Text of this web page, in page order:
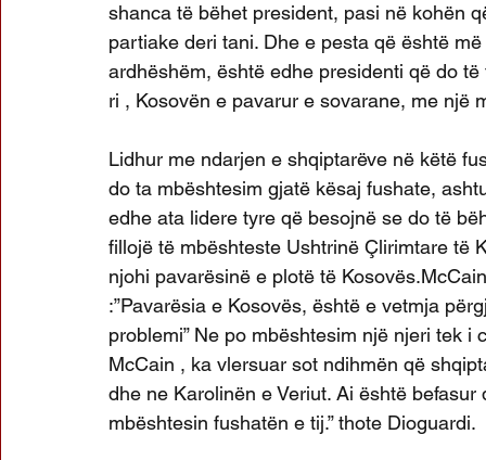
shanca të bëhet president, pasi në kohën
partiake deri tani. Dhe e pesta që është
ardhëshëm, është edhe presidenti që do
ri , Kosovën e pavarur e sovarane, me një
Lidhur me ndarjen e shqiptarëve në këtë
do ta mbështesim gjatë kësaj fushate,
edhe ata lidere tyre që besojnë se do të
fillojë të mbështeste Ushtrinë Çlirimtare të
njohi pavarësinë e plotë të
:”Pavarësia e Kosovës, është e vetmja
problemi” Ne po mbështesim një njeri tek
McCain , ka vlersuar sot ndihmën që
dhe ne Karolinën e Veriut. Ai është
mbështesin fushatën e tij.” thote Dioguardi.